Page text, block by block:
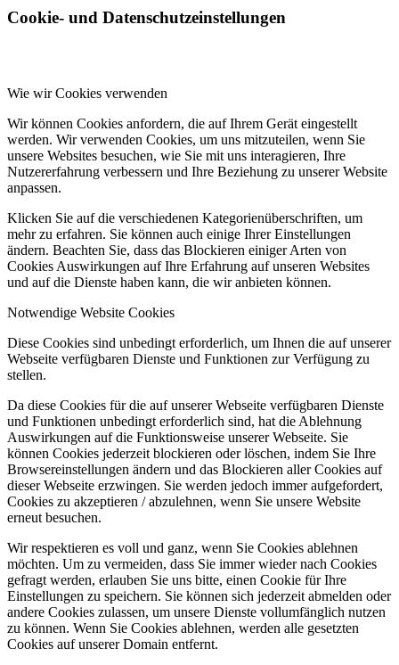
Cookie- und Datenschutzeinstellungen
Wie wir Cookies verwenden
Wir können Cookies anfordern, die auf Ihrem Gerät eingestellt
werden. Wir verwenden Cookies, um uns mitzuteilen, wenn Sie
unsere Websites besuchen, wie Sie mit uns interagieren, Ihre
Nutzererfahrung verbessern und Ihre Beziehung zu unserer Website
anpassen.
Klicken Sie auf die verschiedenen Kategorienüberschriften, um
mehr zu erfahren. Sie können auch einige Ihrer Einstellungen
ändern. Beachten Sie, dass das Blockieren einiger Arten von
Cookies Auswirkungen auf Ihre Erfahrung auf unseren Websites
und auf die Dienste haben kann, die wir anbieten können.
Notwendige Website Cookies
Diese Cookies sind unbedingt erforderlich, um Ihnen die auf unserer
Webseite verfügbaren Dienste und Funktionen zur Verfügung zu
stellen.
Da diese Cookies für die auf unserer Webseite verfügbaren Dienste
und Funktionen unbedingt erforderlich sind, hat die Ablehnung
Auswirkungen auf die Funktionsweise unserer Webseite. Sie
können Cookies jederzeit blockieren oder löschen, indem Sie Ihre
Browsereinstellungen ändern und das Blockieren aller Cookies auf
dieser Webseite erzwingen. Sie werden jedoch immer aufgefordert,
Cookies zu akzeptieren / abzulehnen, wenn Sie unsere Website
erneut besuchen.
Wir respektieren es voll und ganz, wenn Sie Cookies ablehnen
möchten. Um zu vermeiden, dass Sie immer wieder nach Cookies
gefragt werden, erlauben Sie uns bitte, einen Cookie für Ihre
Einstellungen zu speichern. Sie können sich jederzeit abmelden oder
andere Cookies zulassen, um unsere Dienste vollumfänglich nutzen
zu können. Wenn Sie Cookies ablehnen, werden alle gesetzten
Cookies auf unserer Domain entfernt.